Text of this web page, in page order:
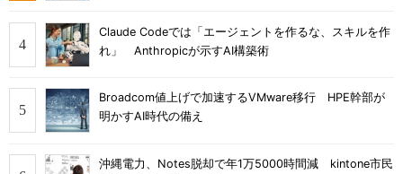
Claude Codeでは「エージェントを作るな、スキルを作
れ」 Anthropicが示すAI構築術
Broadcom値上げで加速するVMware移行 HPE幹部が
明かすAI時代の備え
沖縄電力、Notes脱却で年1万5000時間減 kintone市民